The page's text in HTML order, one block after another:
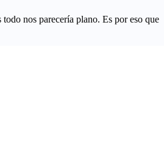
nos parecería plano. Es por eso que